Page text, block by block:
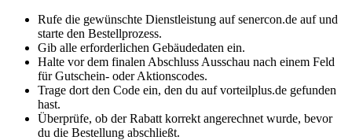
Rufe die gewünschte Dienstleistung auf senercon.de auf und
starte den Bestellprozess.
Gib alle erforderlichen Gebäudedaten ein.
Halte vor dem finalen Abschluss Ausschau nach einem Feld
für Gutschein- oder Aktionscodes.
Trage dort den Code ein, den du auf vorteilplus.de gefunden
hast.
Überprüfe, ob der Rabatt korrekt angerechnet wurde, bevor
du die Bestellung abschließt.